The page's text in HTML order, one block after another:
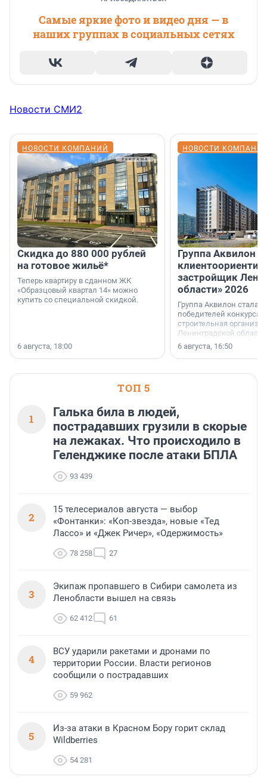
Самые яркие фото и видео дня — в
наших группах в социальных сетях
Новости СМИ2
НОВОСТИ КОМПАНИЙ
Скидка до 880 000 рублей
на готовое жильё*
Теперь квартиру в сданном ЖК
«Образцовый квартал 14» можно
купить со специальной скидкой.
6 августа, 18:00
НОВОСТИ
Группа Аквилон
застройщик
области» 2026
Группа Аквилон стала
победителей конкурса
строительная
Ленинградской области
номинации «Самый
застройщик
области».
6 августа, 16:50
ТОП 5
1
Галька била в людей,
пострадавших грузили в скорые
на лежаках. Что происходило в
Геленджике после атаки БПЛА
93 439
2
15 телесериалов августа — выбор
«Фонтанки»: «Коп-звезда», новые «Тед
Лассо» и «Джек Ричер», «Одержимость»
78 258 27
3
Экипаж пропавшего в Сибири самолета из
Ленобласти вышел на связь
62 412 61
4
ВСУ ударили ракетами и дронами по
территории России. Власти регионов
сообщили о пострадавших
59 962
5
Из-за атаки в Красном Бору горит склад
Wildberries
54 281